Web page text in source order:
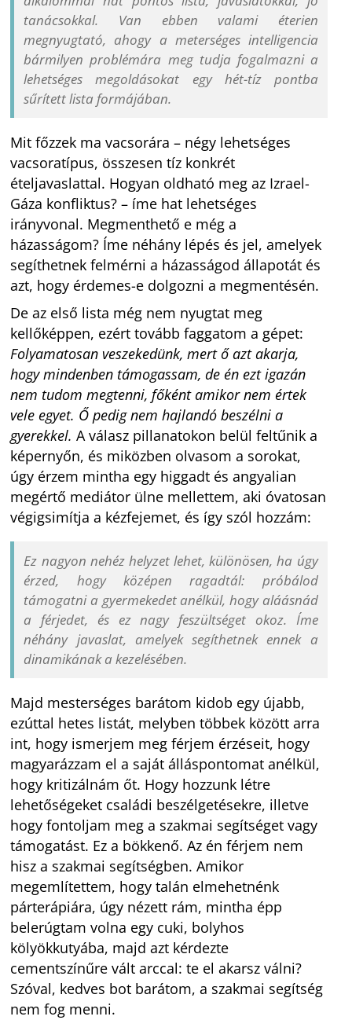
tanácsokkal. Van ebben valami éterien
megnyugtató, ahogy a meterséges intelligencia
bármilyen problémára meg tudja fogalmazni a
lehetséges megoldásokat egy hét-tíz pontba
sűrített lista formájában.
Mit főzzek ma vacsorára – négy lehetséges
vacsoratípus, összesen tíz konkrét
ételjavaslattal. Hogyan oldható meg az Izrael-
Gáza konfliktus? – íme hat lehetséges
irányvonal. Megmenthető e még a
házasságom? Íme néhány lépés és jel, amelyek
segíthetnek felmérni a házasságod állapotát és
azt, hogy érdemes-e dolgozni a megmentésén.
De az első lista még nem nyugtat meg
kellőképpen, ezért tovább faggatom a gépet:
Folyamatosan veszekedünk, mert ő azt akarja,
hogy mindenben támogassam, de én ezt igazán
nem tudom megtenni, főként amikor nem értek
vele egyet. Ő pedig nem hajlandó beszélni a
gyerekkel. A válasz pillanatokon belül feltűnik a
képernyőn, és miközben olvasom a sorokat,
úgy érzem mintha egy higgadt és angyalian
megértő mediátor ülne mellettem, aki óvatosan
végigsimítja a kézfejemet, és így szól hozzám:
Ez nagyon nehéz helyzet lehet, különösen, ha úgy
érzed, hogy középen ragadtál: próbálod
támogatni a gyermekedet anélkül, hogy aláásnád
a férjedet, és ez nagy feszültséget okoz. Íme
néhány javaslat, amelyek segíthetnek ennek a
dinamikának a kezelésében.
Majd mesterséges barátom kidob egy újabb,
ezúttal hetes listát, melyben többek között arra
int, hogy ismerjem meg férjem érzéseit, hogy
magyarázzam el a saját álláspontomat anélkül,
hogy kritizálnám őt. Hogy hozzunk létre
lehetőségeket családi beszélgetésekre, illetve
hogy fontoljam meg a szakmai segítséget vagy
támogatást. Ez a bökkenő. Az én férjem nem
hisz a szakmai segítségben. Amikor
megemlítettem, hogy talán elmehetnénk
párterápiára, úgy nézett rám, mintha épp
belerúgtam volna egy cuki, bolyhos
kölyökkutyába, majd azt kérdezte
cementszínűre vált arccal: te el akarsz válni?
Szóval, kedves bot barátom, a szakmai segítség
nem fog menni.